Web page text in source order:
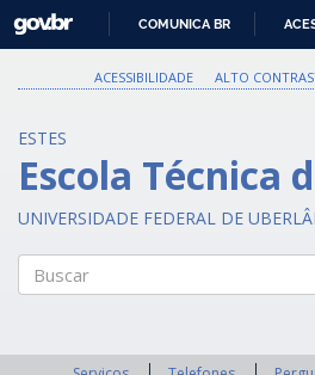
PARA
O
GOVBR
COMUNICA BR
ACESSIBILIDADE ALTO
ESTES
Escola Técnica
UNIVERSIDADE FEDERAL DE